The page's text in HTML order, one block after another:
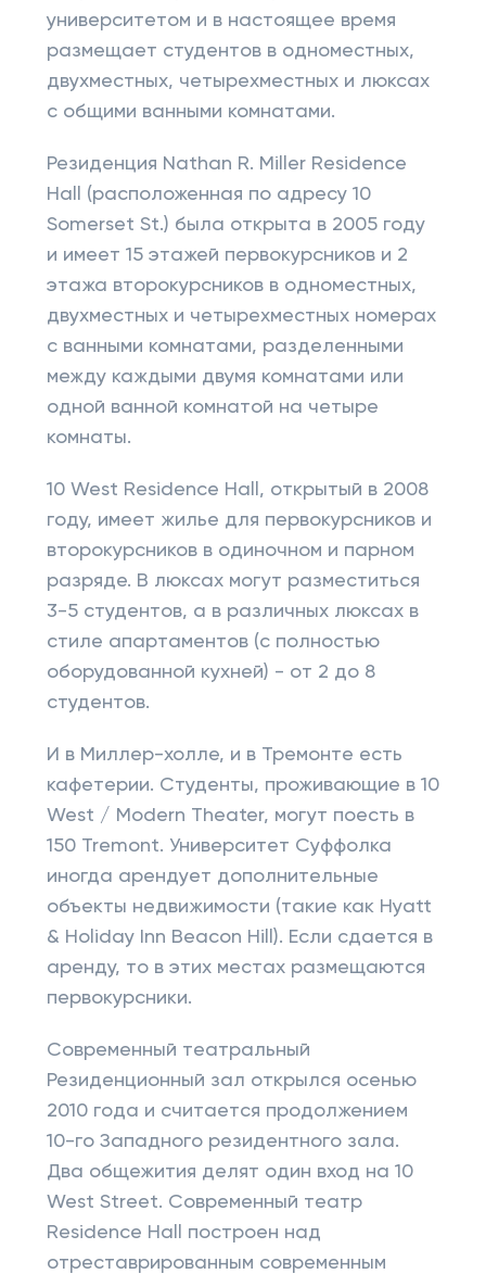
университетом и в настоящее время
размещает студентов в одноместных,
двухместных, четырехместных и люксах
с общими ванными комнатами.
Резиденция Nathan R. Miller Residence
Hall (расположенная по адресу 10
Somerset St.) была открыта в 2005 году
и имеет 15 этажей первокурсников и 2
этажа второкурсников в одноместных,
двухместных и четырехместных номерах
с ванными комнатами, разделенными
между каждыми двумя комнатами или
одной ванной комнатой на четыре
комнаты.
10 West Residence Hall, открытый в 2008
году, имеет жилье для первокурсников и
второкурсников в одиночном и парном
разряде. В люксах могут разместиться
3-5 студентов, а в различных люксах в
стиле апартаментов (с полностью
оборудованной кухней) - от 2 до 8
студентов.
И в Миллер-холле, и в Тремонте есть
кафетерии. Студенты, проживающие в 10
West / Modern Theater, могут поесть в
150 Tremont. Университет Суффолка
иногда арендует дополнительные
объекты недвижимости (такие как Hyatt
& Holiday Inn Beacon Hill). Если сдается в
аренду, то в этих местах размещаются
первокурсники.
Современный театральный
Резиденционный зал открылся осенью
2010 года и считается продолжением
10-го Западного резидентного зала.
Два общежития делят один вход на 10
West Street. Современный театр
Residence Hall построен над
отреставрированным современным